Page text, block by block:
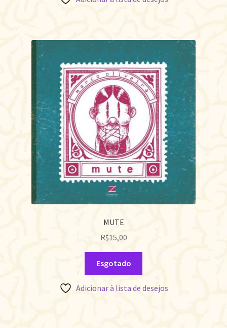
MUTE
R$15,00
Esgotado
Adicionar à lista de desejos